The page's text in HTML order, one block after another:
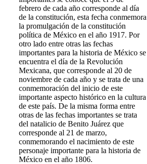
febrero de cada año corresponde al día
de la constitución, esta fecha conmemora
la promulgación de la constitución
política de México en el año 1917. Por
otro lado entre otras las fechas
importantes para la historia de México se
encuentra el día de la Revolución
Mexicana, que corresponde al 20 de
noviembre de cada año y se trata de una
conmemoración del inicio de este
importante aspecto histórico en la cultura
de este país. De la misma forma entre
otras de las fechas importantes se trata
del natalicio de Benito Juárez que
corresponde al 21 de marzo,
conmemorando el nacimiento de este
personaje importante para la historia de
México en el año 1806.